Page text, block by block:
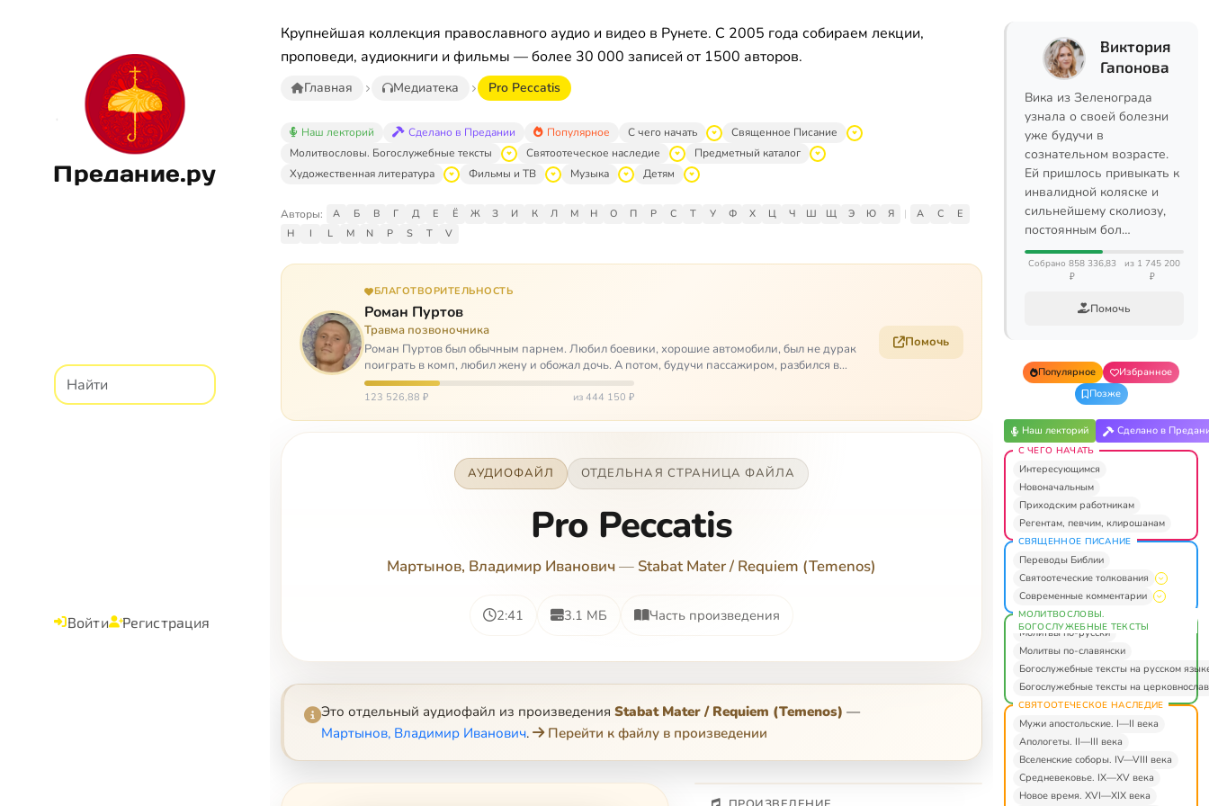
Предание.ру
Войти Регистрация
Крупнейшая коллекция православного аудио и видео в Рунете. С 2005 года собираем лекции,
проповеди, аудиокниги и фильмы — более 30 000 записей от 1500 авторов.
Главная Медиатека Pro Peccatis
Наш лекторий Сделано в Предании Популярное С чего начать
Священное Писание
Молитвословы. Богослужебные тексты
Святоотеческое наследие
Предметный каталог
Художественная литература
Фильмы и ТВ Музыка Детям
Авторы: А Б В Г Д Е Ё Ж З И К Л М Н О П Р С Т У Ф Х Ц Ч Ш Щ Э Ю Я | A C
E
H
I L M N P S T V
БЛАГОТВОРИТЕЛЬНОСТЬ
Роман Пуртов
Травма позвоночника
Роман Пуртов был обычным парнем. Любил боевики, хорошие автомобили, был не дурак
поиграть в комп, любил жену и обожал дочь. А потом, будучи пассажиром, разбился в
автоаварии и тепе…
123 526,88 ₽ из 444 150 ₽
Помочь
АУДИОФАЙЛ ОТДЕЛЬНАЯ СТРАНИЦА ФАЙЛА
Pro Peccatis
Мартынов, Владимир Иванович— Stabat Mater / Requiem (Temenos)
2:41 3.1 МБ Часть произведения
Это отдельный аудиофайл из произведения Stabat Mater / Requiem (Temenos) —
Мартынов, Владимир Иванович. Перейти к файлу в произведении
Виктория
Гапонова
Вика из Зеленограда
узнала о своей болезни
уже будучи в
сознательном возрасте.
Ей пришлось привыкать к
инвалидной коляске и
сильнейшему сколиозу,
постоянным бол…
Собрано 858 336,83
₽
из 1 745 200
₽
Помочь
Популярное
Избранное
Позже
Наш лекторий Сделано в
С ЧЕГО НАЧАТЬ
Интересующимся
Новоначальным
Приходским работникам
Регентам, певчим, клирошанам
СВЯЩЕННОЕ ПИСАНИЕ
Переводы Библии
Святоотеческие толкования
Современные комментарии
МОЛИТВОСЛОВЫ.
БОГОСЛУЖЕБНЫЕ ТЕКСТЫ
Молитвы по-русски
Молитвы по-славянски
Богослужебные тексты на русском
Богослужебные тексты на
СВЯТООТЕЧЕСКОЕ НАСЛЕДИЕ
Мужи апостольские. I—II века
Апологеты. II—III века
Вселенские соборы. IV—VIII века
Средневековье. IX—XV века
Новое время. XVI—XIX века